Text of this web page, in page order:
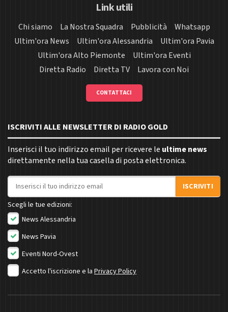
Link utili
Chi siamo La Nostra Squadra Pubblicità
Whatsapp
Ultim'ora News
Ultim'ora Alessandria
Ultim'ora Pavia
Ultim'ora Alto Piemonte
Ultim'ora Eventi
Diretta Radio
Diretta TV Lavora con Noi
CONTATTACI
ISCRIVITI ALLE NEWSLETTER DI RADIO GOLD
Inserisci il tuo indirizzo email per ricevere le ultime news
direttamente nella tua casella di posta elettronica.
Indirizzo email
ISCRIVITI
Scegli le tue edizioni:
News Alessandria
News Pavia
Eventi Nord-Ovest
Accetto l'iscrizione e la Privacy Policy